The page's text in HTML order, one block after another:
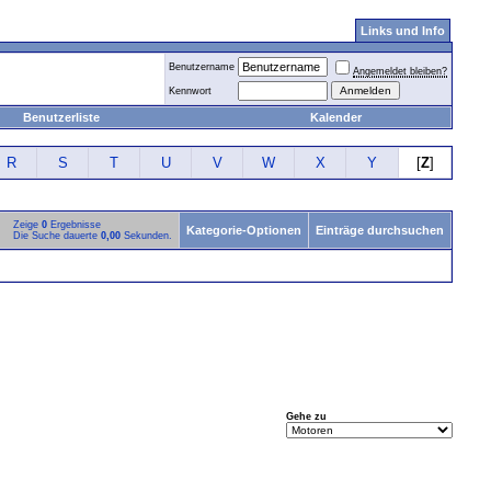
Links und Info
Benutzername
Angemeldet bleiben?
Kennwort
Benutzerliste Kalender
R S T U V W X Y [Z]
Zeige 0 Ergebnisse
Die Suche dauerte 0,00 Sekunden. Kategorie-Optionen Einträge durchsuchen
Gehe zu